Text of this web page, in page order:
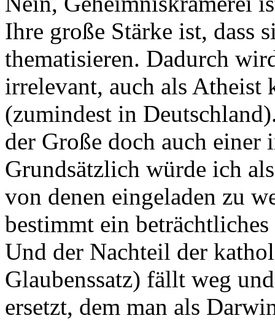
Ihre große Stärke ist,
thematisieren. Dadurch
irrelevant, auch als Atheist
(zumindest in
der Große doch auch
Grundsätzlich würde ich
von denen eingeladen zu
bestimmt ein
Und der Nachteil der
Glaubenssatz) fällt weg
ersetzt, dem man als